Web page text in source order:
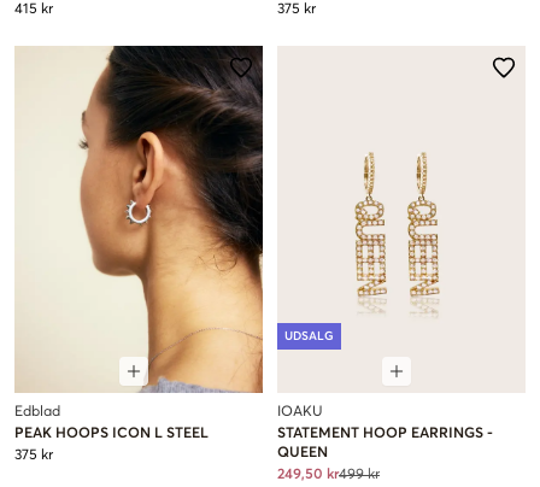
415 kr
375 kr
Edblad
PEAK HOOPS ICON L STEEL
375 kr
UDSALG
IOAKU
STATEMENT HOOP EARRINGS -
QUEEN
249,50 kr499 kr